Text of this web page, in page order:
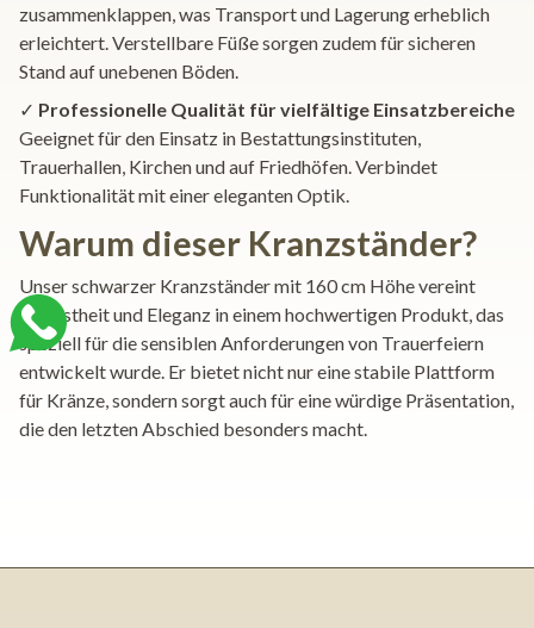
zusammenklappen, was Transport und Lagerung erheblich
erleichtert. Verstellbare Füße sorgen zudem für sicheren
Stand auf unebenen Böden.
✓ Professionelle Qualität für vielfältige Einsatzbereiche
Geeignet für den Einsatz in Bestattungsinstituten,
Trauerhallen, Kirchen und auf Friedhöfen. Verbindet
Funktionalität mit einer eleganten Optik.
Warum dieser Kranzständer?
Unser schwarzer Kranzständer mit 160 cm Höhe vereint
Robustheit und Eleganz in einem hochwertigen Produkt, das
speziell für die sensiblen Anforderungen von Trauerfeiern
entwickelt wurde. Er bietet nicht nur eine stabile Plattform
für Kränze, sondern sorgt auch für eine würdige Präsentation,
die den letzten Abschied besonders macht.